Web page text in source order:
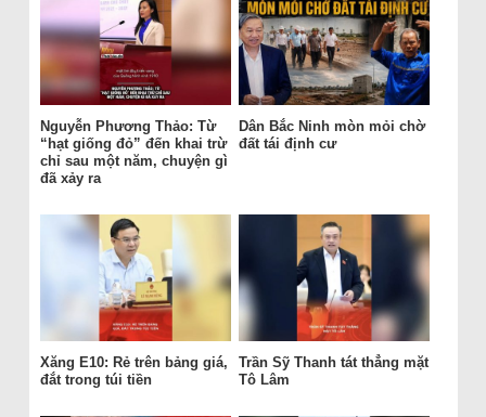
Nguyễn Phương Thảo: Từ
“hạt giống đỏ” đến khai trừ
chỉ sau một năm, chuyện gì
đã xảy ra
Dân Bắc Ninh mòn mỏi chờ
đất tái định cư
Xăng E10: Rẻ trên bảng giá,
đắt trong túi tiền
Trần Sỹ Thanh tát thẳng mặt
Tô Lâm